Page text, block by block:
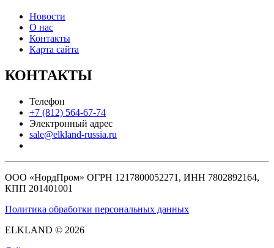
Новости
О нас
Контакты
Карта сайта
КОНТАКТЫ
Телефон
+7 (812) 564-67-74
Электронный адрес
sale@elkland-russia.ru
ООО «НордПром» ОГРН 1217800052271, ИНН 7802892164,
КПП 201401001
Политика обработки персональных данных
ELKLAND © 2026